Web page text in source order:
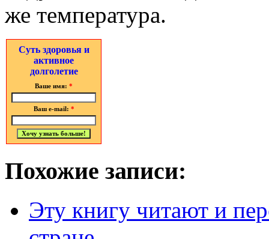
же температура.
Суть здоровья и
активное
долголетие
Ваше имя: *
Ваш e-mail: *
Похожие записи:
Эту книгу читают и